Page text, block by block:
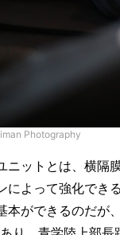
Photography
ニットとは、横隔
によって強化でき
本ができるのだが